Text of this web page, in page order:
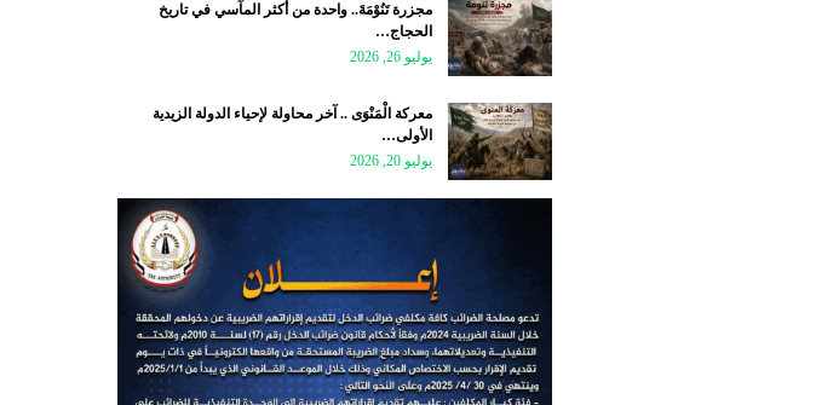
مجزرة تَنُوْمَةَ.. واحدة من أكثر المآسي في تاريخ
الحجاج…
يوليو 26, 2026
معركة الْمَنْوَى .. آخر محاولة لإحياء الدولة الزيدية
الأولى…
يوليو 20, 2026